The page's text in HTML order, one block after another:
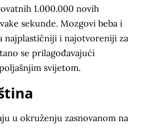
1.000.000 novih
sekunde. Mozgovi beba i
najplastičniji i najotvoreniji za
se prilagođavajući
svijetom.
u okruženju zasnovanom na